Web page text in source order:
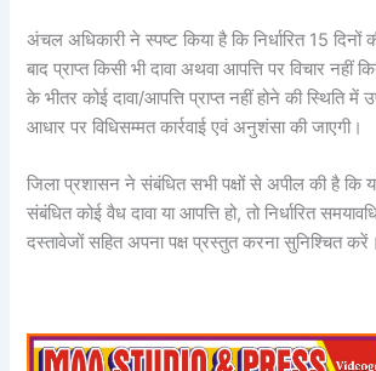
अंचल अधिकारी ने स्पष्ट किया है कि निर्धारित 15 दिनों
बाद प्राप्त किसी भी दावा अथवा आपत्ति पर विचार नहीं
के भीतर कोई दावा/आपत्ति प्राप्त नहीं होने की स्थिति
आधार पर विधिसम्मत कार्रवाई एवं अनुशंसा की जाएगी।
जिला प्रशासन ने संबंधित सभी पक्षों से अपील की है कि
संबंधित कोई वैध दावा या आपत्ति हो, तो निर्धारित
दस्तावेजों सहित अपना पक्ष प्रस्तुत करना सुनिश्चित करें।